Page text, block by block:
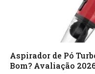
Aspirador de Pó
Bom? Avaliação